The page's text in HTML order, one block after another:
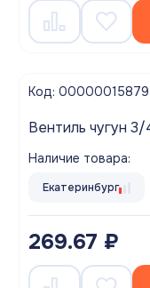
Код: 00000015879
Наличие товара:
Екатеринбург
269.67 ₽